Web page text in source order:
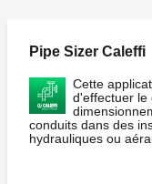
Pipe Sizer Caleffi
Cette
d'effectuer le
conduits dans des
hydrauliques ou